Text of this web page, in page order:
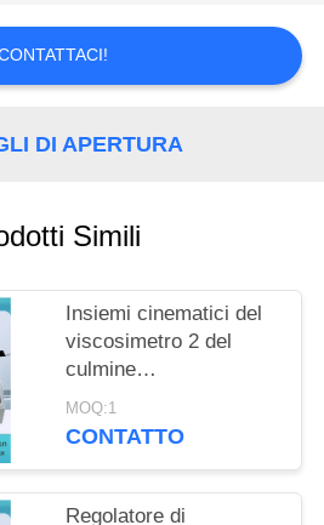
DI APERTURA
Simili
Insiemi cinematici del
viscosimetro 2 del
culmine
completamente
automatico del D445
MOQ:1
CONTATTO
Regolatore di